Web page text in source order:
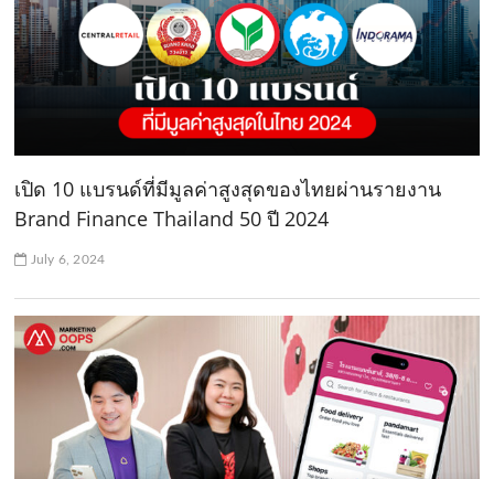
เปิด 10 แบรนด์ที่มีมูลค่าสูงสุดของไทยผ่านรายงาน
Brand Finance Thailand 50 ปี 2024
July 6, 2024